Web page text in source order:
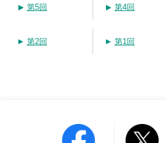
第5回 第4回
第2回 第1回